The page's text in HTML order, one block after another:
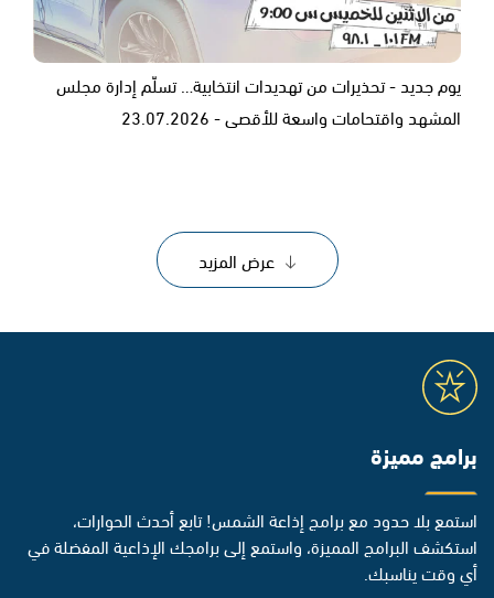
يوم جديد - تحذيرات من تهديدات انتخابية… تسلّم إدارة مجلس
المشهد واقتحامات واسعة للأقصى - 23.07.2026
عرض المزيد
برامج مميزة
استمع بلا حدود مع برامج إذاعة الشمس! تابع أحدث الحوارات،
استكشف البرامج المميزة، واستمع إلى برامجك الإذاعية المفضلة في
أي وقت يناسبك.